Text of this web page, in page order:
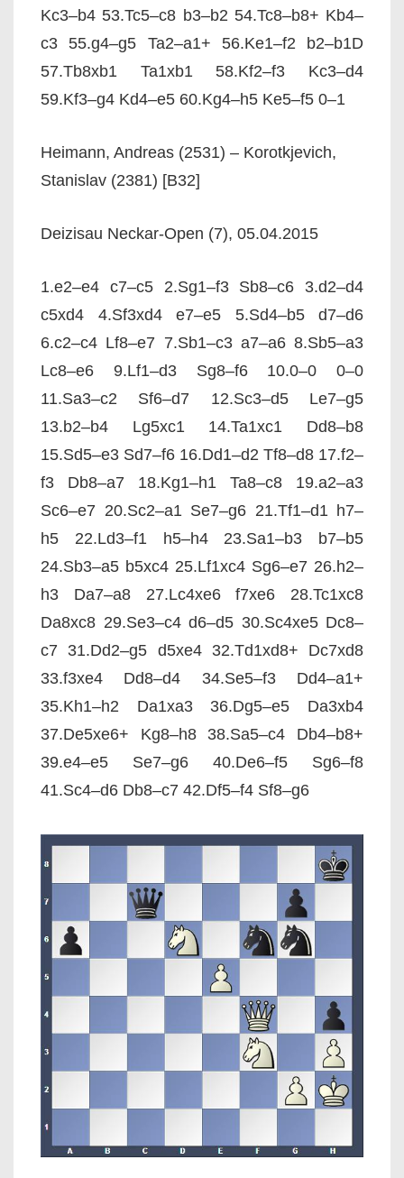
Kc3–b4 53.Tc5–c8 b3–b2 54.Tc8–b8+ Kb4–
c3 55.g4–g5 Ta2–a1+ 56.Ke1–f2 b2–b1D
57.Tb8xb1 Ta1xb1 58.Kf2–f3 Kc3–d4
59.Kf3–g4 Kd4–e5 60.Kg4–h5 Ke5–f5 0–1
Heimann, Andreas (2531) – Korotkjevich,
Stanislav (2381) [B32]
Deizisau Neckar-Open (7), 05.04.2015
1.e2–e4 c7–c5 2.Sg1–f3 Sb8–c6 3.d2–d4
c5xd4 4.Sf3xd4 e7–e5 5.Sd4–b5 d7–d6
6.c2–c4 Lf8–e7 7.Sb1–c3 a7–a6 8.Sb5–a3
Lc8–e6 9.Lf1–d3 Sg8–f6 10.0–0 0–0
11.Sa3–c2 Sf6–d7 12.Sc3–d5 Le7–g5
13.b2–b4 Lg5xc1 14.Ta1xc1 Dd8–b8
15.Sd5–e3 Sd7–f6 16.Dd1–d2 Tf8–d8 17.f2–
f3 Db8–a7 18.Kg1–h1 Ta8–c8 19.a2–a3
Sc6–e7 20.Sc2–a1 Se7–g6 21.Tf1–d1 h7–
h5 22.Ld3–f1 h5–h4 23.Sa1–b3 b7–b5
24.Sb3–a5 b5xc4 25.Lf1xc4 Sg6–e7 26.h2–
h3 Da7–a8 27.Lc4xe6 f7xe6 28.Tc1xc8
Da8xc8 29.Se3–c4 d6–d5 30.Sc4xe5 Dc8–
c7 31.Dd2–g5 d5xe4 32.Td1xd8+ Dc7xd8
33.f3xe4 Dd8–d4 34.Se5–f3 Dd4–a1+
35.Kh1–h2 Da1xa3 36.Dg5–e5 Da3xb4
37.De5xe6+ Kg8–h8 38.Sa5–c4 Db4–b8+
39.e4–e5 Se7–g6 40.De6–f5 Sg6–f8
41.Sc4–d6 Db8–c7 42.Df5–f4 Sf8–g6